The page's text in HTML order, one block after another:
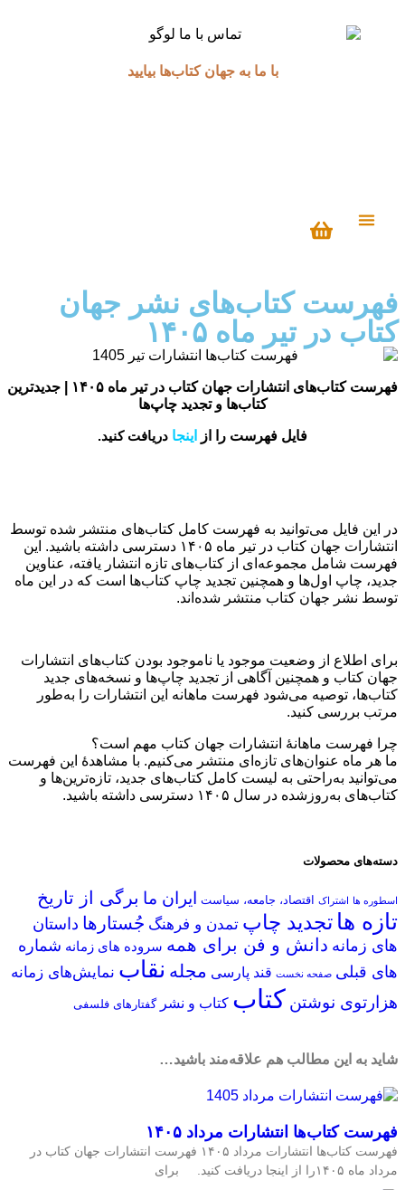
با ما به جهان کتاب‌ها بیایید
فهرست کتاب‌های نشر جهان
کتاب در تیر ماه ۱۴۰۵
فهرست کتاب‌های انتشارات جهان کتاب در تیر ماه ۱۴۰۵ | جدیدترین
کتاب‌ها و تجدید چاپ‌ها
فایل فهرست را از اینجا دریافت کنید.
در این فایل می‌توانید به فهرست کامل کتاب‌های منتشر شده توسط
انتشارات جهان کتاب در تیر ماه ۱۴۰۵ دسترسی داشته باشید. این
فهرست شامل مجموعه‌ای از کتاب‌های تازه انتشار یافته، عناوین
جدید، چاپ اول‌ها و همچنین تجدید چاپ کتاب‌ها است که در این ماه
توسط نشر جهان کتاب منتشر شده‌اند.
برای اطلاع از وضعیت موجود یا ناموجود بودن کتاب‌های انتشارات
جهان کتاب و همچنین آگاهی از تجدید چاپ‌ها و نسخه‌های جدید
کتاب‌ها، توصیه می‌شود فهرست ماهانه این انتشارات را به‌طور
مرتب بررسی کنید.
چرا فهرست ماهانۀ انتشارات جهان کتاب مهم است؟
ما هر ماه عنوان‌های تازه‌ای منتشر می‌کنیم. با مشاهدۀ این فهرست
می‌توانید به‌راحتی به لیست کامل کتاب‌های جدید، تازه‌ترین‌ها و
کتاب‌های به‌روز‌شده در سال ۱۴۰۵ دسترسی داشته باشید.
دسته‌های محصولات
اسطوره ها اشتراک اقتصاد، جامعه، سیاست ایران ما برگی از تاریخ
تازه ها تجدید چاپ تمدن و فرهنگ جُستارها داستان
های زمانه دانش‌ و ‌فن‌ براى همه سروده ‏هاى زمانه شماره
های قبلی صفحه نخست قند پارسی مجله نقاب نمایش‌های زمانه
هزارتوی نوشتن کتاب کتاب و نشر گفتارهاى فلسفى
شاید به این مطالب هم علاقه‌مند باشید…
فهرست کتاب‌ها انتشارات مرداد ۱۴۰۵
فهرست کتاب‌ها انتشارات مرداد ۱۴۰۵ فهرست انتشارات جهان کتاب در
مرداد ماه ۱۴۰۵را از اینجا دریافت کنید. برای